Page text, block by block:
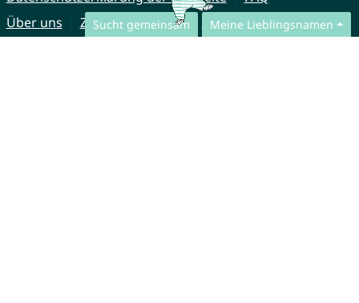
Sucht gemeinsam Meine Lieblingsnamen
Über uns
Zusammenarbeit Impressum